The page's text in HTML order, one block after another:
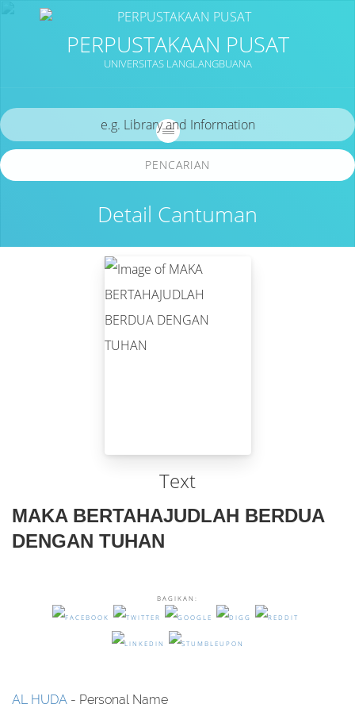
PERPUSTAKAAN PUSAT
UNIVERSITAS LANGLANGBUANA
Detail Cantuman
PENCARIAN
Text
MAKA BERTAHAJUDLAH BERDUA
DENGAN TUHAN
BAGIKAN:
AL HUDA - Personal Name